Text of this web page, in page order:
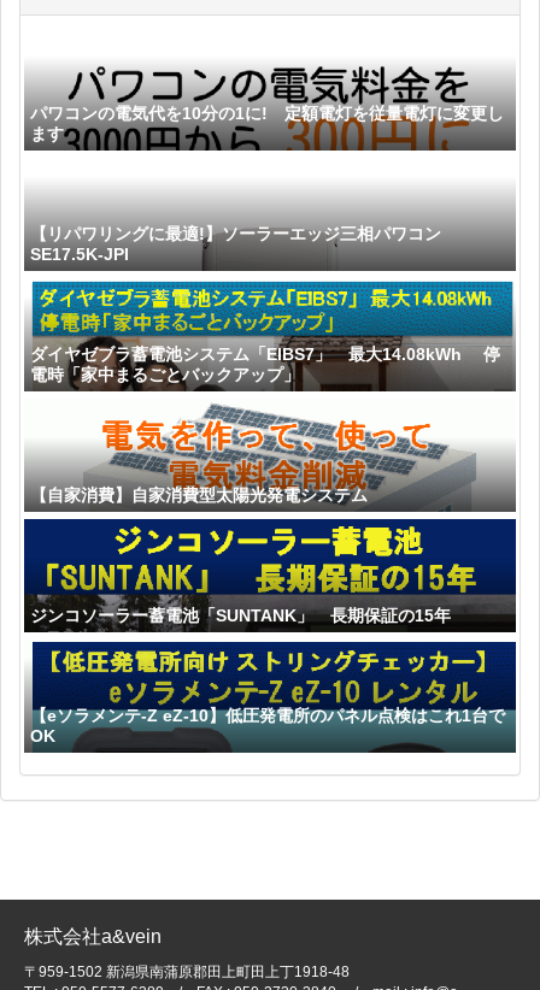
パワコンの電気代を10分の1に! 定額電灯を従量電灯に変更し
ます
【リパワリングに最適!】ソーラーエッジ三相パワコン
SE17.5K-JPI
ダイヤゼブラ蓄電池システム「EIBS7」 最大14.08kWh 停
電時「家中まるごとバックアップ」
【自家消費】自家消費型太陽光発電システム
ジンコソーラー蓄電池「SUNTANK」 長期保証の15年
【eソラメンテ-Z eZ-10】低圧発電所のパネル点検はこれ1台で
OK
株式会社a&vein
〒959-1502 新潟県南蒲原郡田上町田上丁1918-48